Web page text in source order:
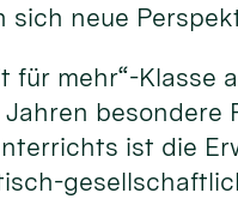
sich neue
für mehr“-
Jahren
ist die